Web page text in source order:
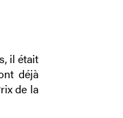
il était
déjà
de la